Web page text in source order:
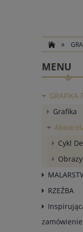
»
MENU
GRAFIKA
Grafika
Cykl
RZEŹBA
zamówienie